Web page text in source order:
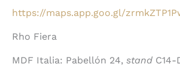
https://maps.app.goo.gl/
Rho Fiera
MDF Italia: Pabellón 24, stand C14-